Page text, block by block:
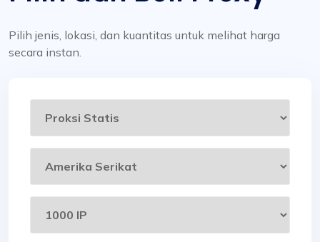
Pilih jenis, lokasi, dan kuantitas untuk melihat harga
secara instan.